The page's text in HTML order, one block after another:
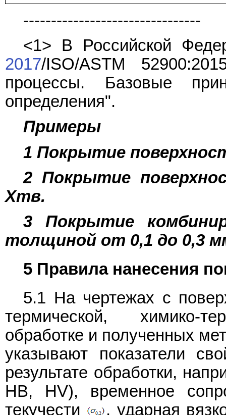
--------------------------------
<1> В Российской
2017/ISO/ASTM
процессы. Базовые
определения".
Примеры
1 Покрытие
2 Покрытие
Xтв.
3 Покрытие
толщиной от 0,1 до 0,3
5 Правила нанесения
5.1 На чертежах с
термической, химико-
обработке и полученных
указывают показатели
результате обработки,
HB, HV), временное
текучести
, ударная